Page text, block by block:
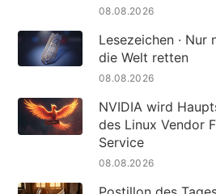
08.08.2026
Lesezeichen · Nur
die Welt retten
08.08.2026
NVIDIA wird
des Linux Vendor
Service
08.08.2026